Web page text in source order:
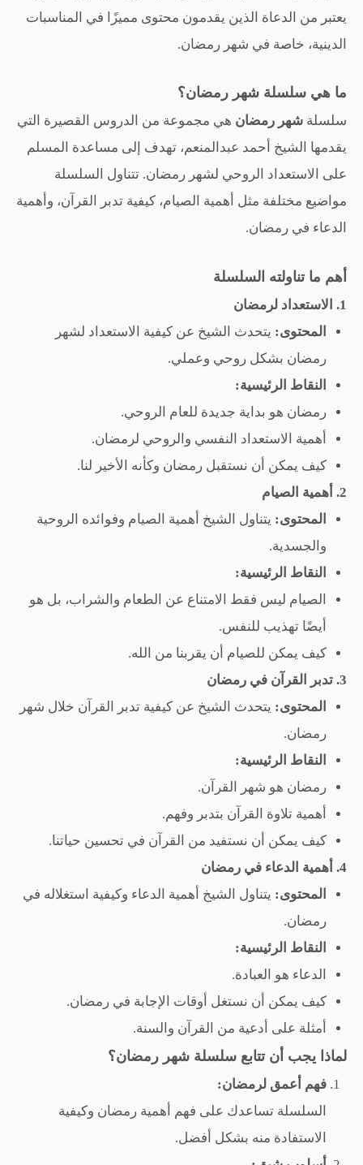
يعتبر من الدعاة الذين يقدمون محتوى مميزًا في المناسبات
الدينية، خاصة في شهر رمضان.
ما هي سلسلة شهر رمضان؟
سلسلة شهر رمضان هي مجموعة من الدروس القصيرة التي
يقدمها الشيخ أحمد عبدالمنعم، تهدف إلى مساعدة المسلم
على الاستعداد الروحي لشهر رمضان. تتناول السلسلة
مواضيع مختلفة مثل أهمية الصيام، كيفية تدبر القرآن، وأهمية
الدعاء في رمضان.
أهم ما تناولته السلسلة
1. الاستعداد لرمضان
المحتوى: يتحدث الشيخ عن كيفية الاستعداد لشهر
رمضان بشكل روحي وعملي.
النقاط الرئيسية:
رمضان هو بداية جديدة للعام الروحي.
أهمية الاستعداد النفسي والروحي لرمضان.
كيف يمكن أن نستقبل رمضان وكأنه الأخير لنا.
2. أهمية الصيام
المحتوى: يتناول الشيخ أهمية الصيام وفوائده الروحية
والجسدية.
النقاط الرئيسية:
الصيام ليس فقط الامتناع عن الطعام والشراب، بل هو
أيضًا تهذيب للنفس.
كيف يمكن للصيام أن يقربنا من الله.
3. تدبر القرآن في رمضان
المحتوى: يتحدث الشيخ عن كيفية تدبر القرآن خلال شهر
رمضان.
النقاط الرئيسية:
رمضان هو شهر القرآن.
أهمية تلاوة القرآن بتدبر وفهم.
كيف يمكن أن نستفيد من القرآن في تحسين حياتنا.
4. أهمية الدعاء في رمضان
المحتوى: يتناول الشيخ أهمية الدعاء وكيفية استغلاله في
رمضان.
النقاط الرئيسية:
الدعاء هو العبادة.
كيف يمكن أن نستغل أوقات الإجابة في رمضان.
أمثلة على أدعية من القرآن والسنة.
لماذا يجب أن تتابع سلسلة شهر رمضان؟
فهم أعمق لرمضان:
السلسلة تساعدك على فهم أهمية رمضان وكيفية
الاستفادة منه بشكل أفضل.